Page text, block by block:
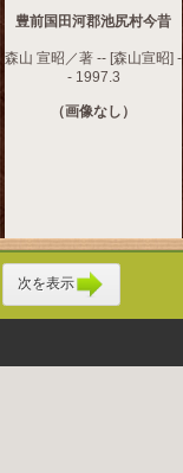
豊前国田河郡池尻村今昔
森山 宣昭／著 -- [森山宣昭] -
- 1997.3
（画像なし）
次を表示